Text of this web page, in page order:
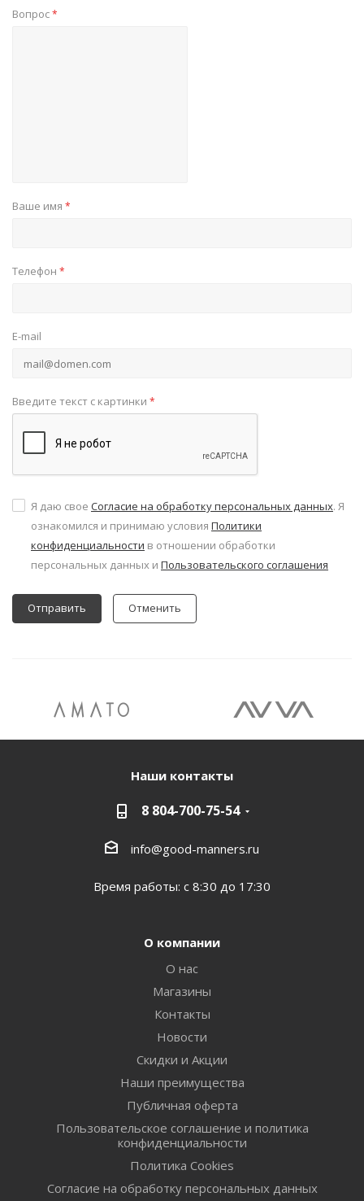
Вопрос*
Ваше имя *
Телефон *
E-mail
Введите текст с картинки *
Я даю свое Согласие на обработку персональных данных. Я
ознакомился и принимаю условия Политики
конфиденциальности в отношении обработки
персональных данных и Пользовательского соглашения
Отменить
Наши контакты
8 804-700-75-54
info@good-manners.ru
Время работы: с 8:30 до 17:30
О компании
О нас
Магазины
Контакты
Новости
Скидки и Акции
Наши преимущества
Публичная оферта
Пользовательское соглашение и политика
конфиденциальности
Политика Cookies
Согласие на обработку персональных данных